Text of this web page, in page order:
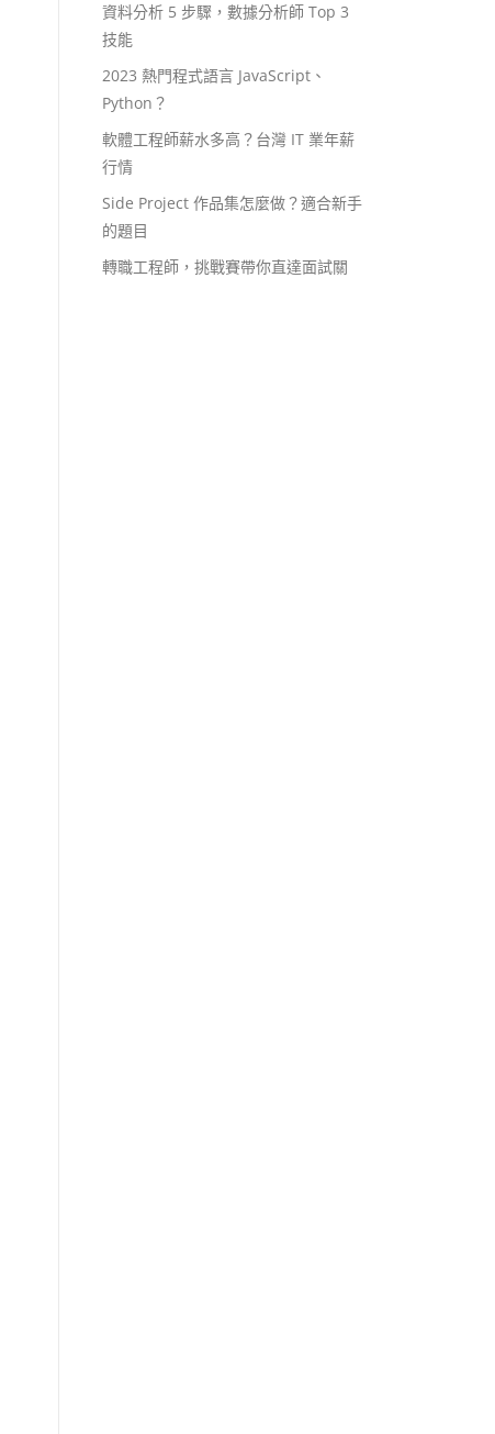
資料分析 5 步驟，數據分析師 Top 3
技能
2023 熱門程式語言 JavaScript、
Python？
軟體工程師薪水多高？台灣 IT 業年薪
行情
Side Project 作品集怎麼做？適合新手
的題目
轉職工程師，挑戰賽帶你直達面試關